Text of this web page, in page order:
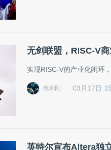
无剑联盟，RISC-V
实现RISC-V的产业化闭环
包永刚 03月17日
英特尔宣布Altera独